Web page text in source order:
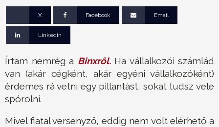
X Facebook Email
Linkedin
Írtam nemrég a Binxről.Ha vállalkozói számlád
van (akár cégként, akár egyéni vállalkozóként)
érdemes rá vetni egy pillantást, sokat tudsz vele
spórolni.
Mivel fiatal versenyző, eddig nem volt elérhető a